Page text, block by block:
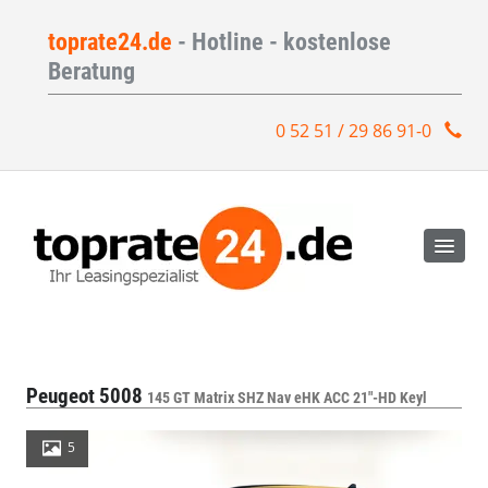
toprate24.de - Hotline - kostenlose
Beratung
0 52 51 / 29 86 91-0
Peugeot 5008 145 GT Matrix SHZ Nav eHK ACC 21"-HD Keyl
5